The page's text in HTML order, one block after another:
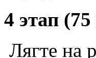
4 этап
Лягте на